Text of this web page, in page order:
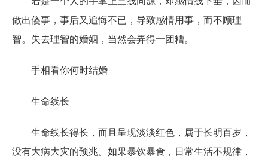
做出傻事，事后又追悔不已，导致感情用事，而不顾理
智。失去理智的婚姻，当然会弄得一团糟。
手相看你何时结婚
生命线长
生命线长得长，而且呈现淡淡红色，属于长明百岁，
没有大病大灾的预兆。如果暴饮暴食，日常生活不规律，